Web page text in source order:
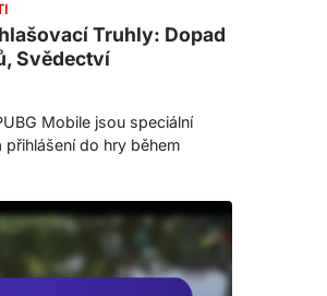
Truhly: Dopad
Svědectví
Mobile jsou speciální
do hry během